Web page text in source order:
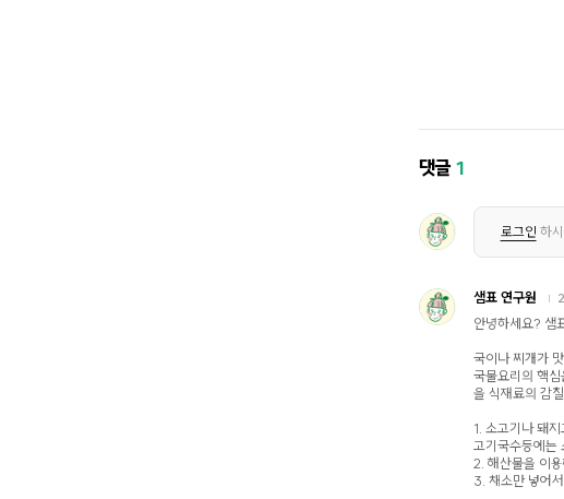
댓글1
로그인 하
샘표 연구원
안녕하세요? 샘
국이나 찌개가
국물요리의 핵
을 식재료의 감
1. 소고기나 돼
고기국수등에는
2. 해산물을 이
3. 채소만 넣어